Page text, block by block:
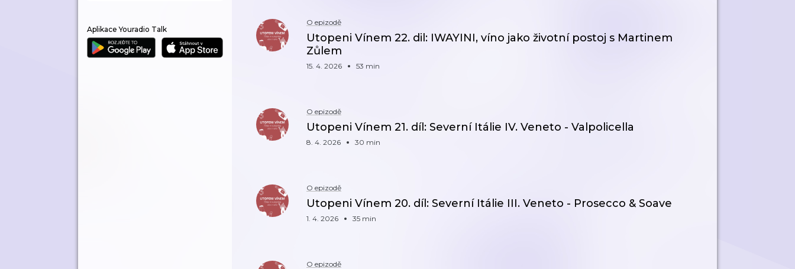
Aplikace Youradio Talk
O epizodě
Utopeni Vínem 22. dil: IWAYINI, víno jako životní postoj s Martinem
Zůlem
15. 4. 2026 53 min
O epizodě
Utopeni Vínem 21. díl: Severní Itálie IV. Veneto - Valpolicella
8. 4. 2026 30 min
O epizodě
Utopeni Vínem 20. díl: Severní Itálie III. Veneto - Prosecco & Soave
1. 4. 2026 35 min
O epizodě